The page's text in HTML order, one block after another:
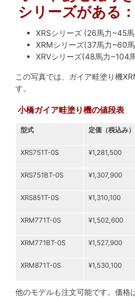
シリーズがある：
XRSシリーズ (26馬力~45
XRMシリーズ(37馬力~60
XRVシリーズ(48馬力~104
この写真では、ガイア畦塗り機
す。
小橋ガイア畦塗り機の値段表
型式 定価（税込み）
XRS751T-0S ¥1,281,500
XRS751BT-0S ¥1,307,900
XRS851T-0S ¥1,310,100
XRM771T-0S ¥1,502,600
XRM771BT-0S ¥1,527,900
XRM871T-0S ¥1,530,100
他のモデルも注文可能です。 価格